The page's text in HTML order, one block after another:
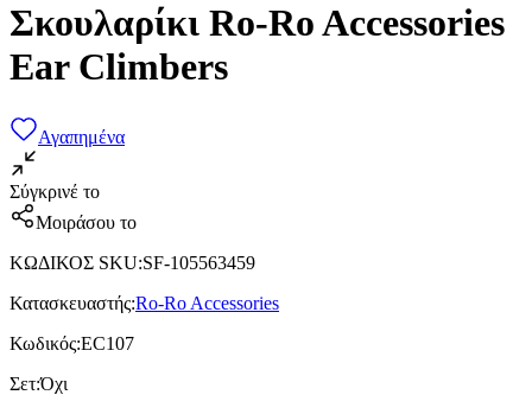
Σκουλαρίκι Ro-Ro Accessories
Ear Climbers
Αγαπημένα
Σύγκρινέ το
Μοιράσου το
ΚΩΔΙΚΟΣ SKU:SF-105563459
Κατασκευαστής:Ro-Ro Accessories
Κωδικός:EC107
Σετ:Όχι